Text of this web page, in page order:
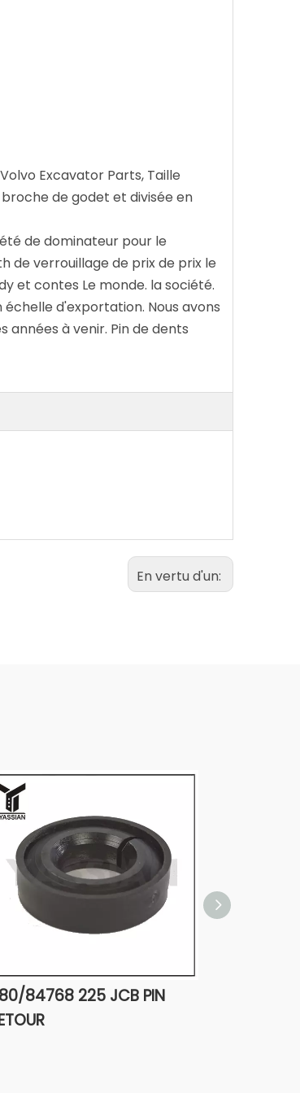
Excavator Parts, Taille
de godet et divisée en
de dominateur pour le
de verrouillage de prix de prix le
et contes Le monde. la société.
d'exportation. Nous avons
à venir. Pin de dents
En vertu d'un:
84768 225 JCB PIN